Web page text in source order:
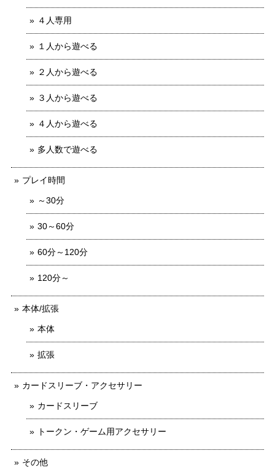
４人専用
１人から遊べる
２人から遊べる
３人から遊べる
４人から遊べる
多人数で遊べる
プレイ時間
～30分
30～60分
60分～120分
120分～
本体/拡張
本体
拡張
カードスリーブ・アクセサリー
カードスリーブ
トークン・ゲーム用アクセサリー
その他